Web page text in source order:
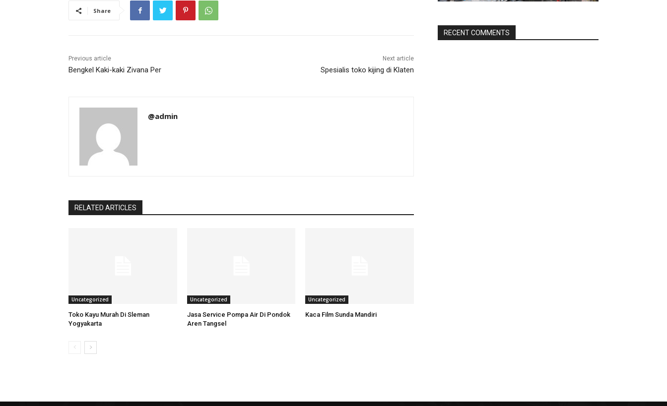
Share
Previous article
Bengkel Kaki-kaki Zivana Per
Next article
Spesialis toko kijing di Klaten
@admin
RELATED ARTICLES
Uncategorized
Toko Kayu Murah Di Sleman
Yogyakarta
Uncategorized
Jasa Service Pompa Air Di Pondok
Aren Tangsel
Uncategorized
Kaca Film Sunda Mandiri
RECENT COMMENTS